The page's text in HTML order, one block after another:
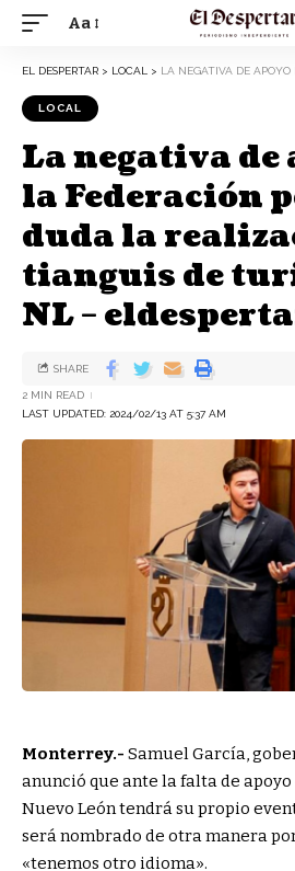
Aa
EL DESPERTAR > LOCAL > LA NEGATIVA DE APOYO DE LA FEDERACIÓN PONE EN
LOCAL
La negativa de
la Federación
duda la
tianguis de
NL –
LAST UPDATED: 2024/02/13 AT 5:37 AM
2 MIN READ
SHARE
Monterrey.- Samuel García,
anunció que ante la falta de
Nuevo León tendrá su propio
será nombrado de otra manera
«tenemos otro idioma».